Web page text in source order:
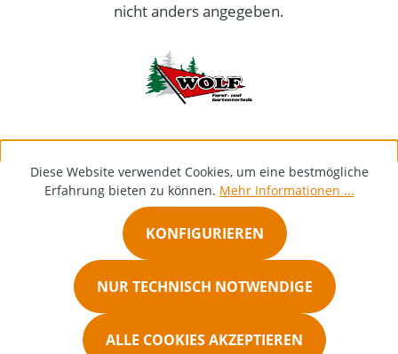
nicht anders angegeben.
Diese Website verwendet Cookies, um eine bestmögliche
Erfahrung bieten zu können. Mehr Informationen ...
NUR TECHNISCH NOTWENDIGE
KONFIGURIEREN
ALLE COOKIES AKZEPTIEREN